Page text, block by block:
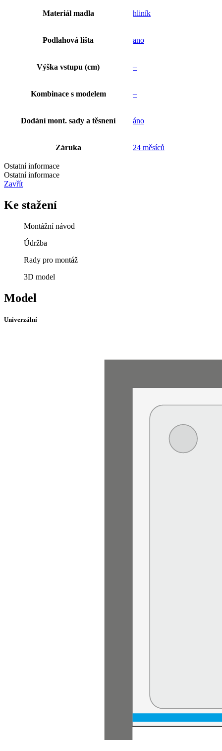
Materiál madla hliník
Podlahová lišta ano
Výška vstupu (cm) –
Kombinace s modelem –
Dodání mont. sady a těsnení áno
Záruka 24 měsíců
Ostatní informace
Ostatní informace
Zavřít
Ke stažení
Montážní návod
Údržba
Rady pro montáž
3D model
Model
Univerzální